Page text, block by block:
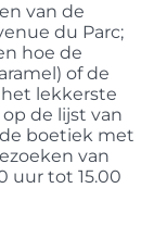
van de
du Parc;
hoe de
of de
lekkerste
de lijst van
boetiek met
van
uur tot 15.00